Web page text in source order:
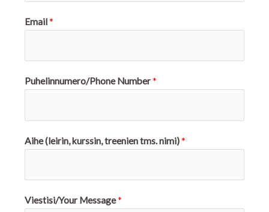
Email*
Puhelinnumero/Phone Number*
Aihe (leirin, kurssin, treenien tms. nimi)*
Viestisi/Your Message*